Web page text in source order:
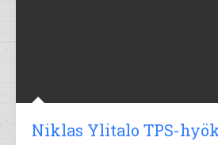
Niklas Ylitalo TPS-